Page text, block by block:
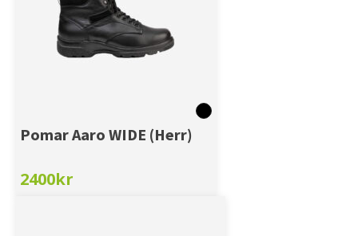
Pomar Aaro WIDE (Herr)
2400kr